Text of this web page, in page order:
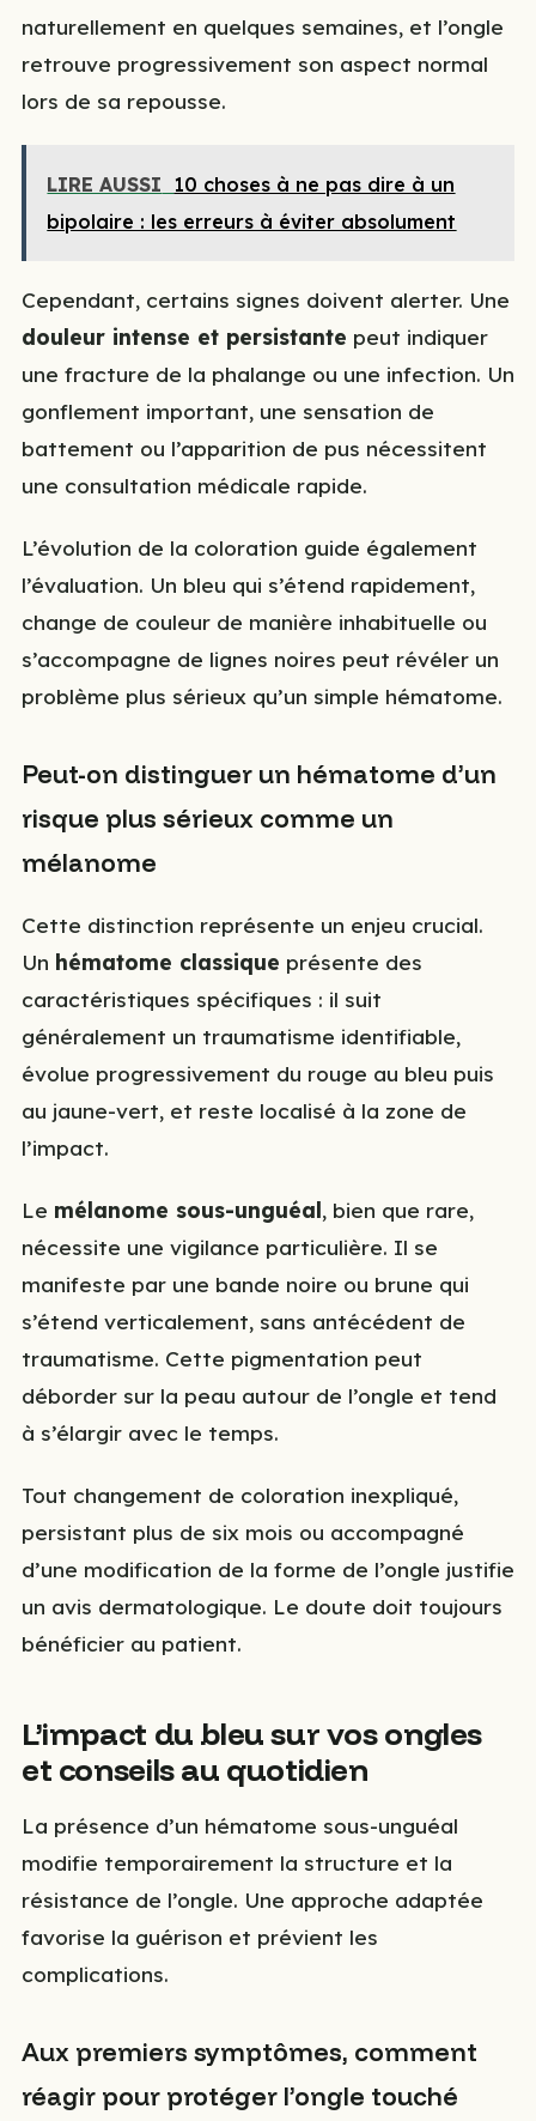
naturellement en quelques semaines, et l’ongle
retrouve progressivement son aspect normal
lors de sa repousse.
LIRE AUSSI
10 choses à ne pas dire à un
bipolaire : les erreurs à éviter absolument
Cependant, certains signes doivent alerter. Une
douleur intense et persistante peut indiquer
une fracture de la phalange ou une infection. Un
gonflement important, une sensation de
battement ou l’apparition de pus nécessitent
une consultation médicale rapide.
L’évolution de la coloration guide également
l’évaluation. Un bleu qui s’étend rapidement,
change de couleur de manière inhabituelle ou
s’accompagne de lignes noires peut révéler un
problème plus sérieux qu’un simple hématome.
Peut-on distinguer un hématome d’un
risque plus sérieux comme un
mélanome
Cette distinction représente un enjeu crucial.
Un hématome classique présente des
caractéristiques spécifiques : il suit
généralement un traumatisme identifiable,
évolue progressivement du rouge au bleu puis
au jaune-vert, et reste localisé à la zone de
l’impact.
Le mélanome sous-unguéal, bien que rare,
nécessite une vigilance particulière. Il se
manifeste par une bande noire ou brune qui
s’étend verticalement, sans antécédent de
traumatisme. Cette pigmentation peut
déborder sur la peau autour de l’ongle et tend
à s’élargir avec le temps.
Tout changement de coloration inexpliqué,
persistant plus de six mois ou accompagné
d’une modification de la forme de l’ongle justifie
un avis dermatologique. Le doute doit toujours
bénéficier au patient.
L’impact du bleu sur vos ongles
et conseils au quotidien
La présence d’un hématome sous-unguéal
modifie temporairement la structure et la
résistance de l’ongle. Une approche adaptée
favorise la guérison et prévient les
complications.
Aux premiers symptômes, comment
réagir pour protéger l’ongle touché